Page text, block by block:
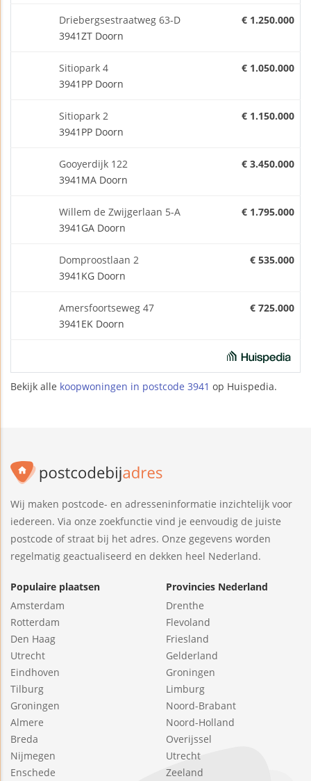
Driebergsestraatweg 63-D
3941ZT Doorn
€ 1.250.000
Sitiopark 4
3941PP Doorn
€ 1.050.000
Sitiopark 2
3941PP Doorn
€ 1.150.000
Gooyerdijk 122
3941MA Doorn
€ 3.450.000
Willem de Zwijgerlaan 5-A
3941GA Doorn
€ 1.795.000
Domproostlaan 2
3941KG Doorn
€ 535.000
Amersfoortseweg 47
3941EK Doorn
€ 725.000
Bekijk alle koopwoningen in postcode 3941 op Huispedia.
Wij maken postcode- en adresseninformatie inzichtelijk voor
iedereen. Via onze zoekfunctie vind je eenvoudig de juiste
postcode of straat bij het adres. Onze gegevens worden
regelmatig geactualiseerd en dekken heel Nederland.
Populaire plaatsen
Amsterdam
Rotterdam
Den Haag
Utrecht
Eindhoven
Tilburg
Groningen
Almere
Breda
Nijmegen
Enschede
Provincies Nederland
Drenthe
Flevoland
Friesland
Gelderland
Groningen
Limburg
Noord-Brabant
Noord-Holland
Overijssel
Utrecht
Zeeland